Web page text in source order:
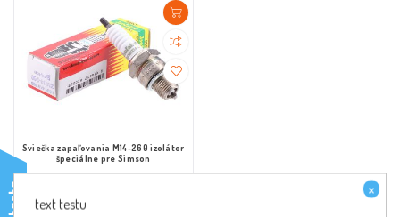
Sviečka zapaľovania M14-260 izolátor
špeciálne pre Simson
40916
testo ×
text testu